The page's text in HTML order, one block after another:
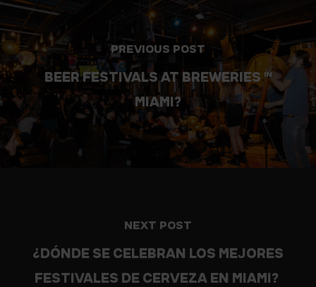
PREVIOUS POST
BEER FESTIVALS AT BREWERIES IN
MIAMI?
NEXT POST
¿DÓNDE SE CELEBRAN LOS MEJORES
FESTIVALES DE CERVEZA EN MIAMI?